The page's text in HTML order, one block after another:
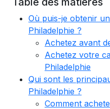
Où puis-je obtenir
Philadelphie ?
Achetez avant
Achetez votre
Philadelphie
Qui sont les
Philadelphie ?
Comment